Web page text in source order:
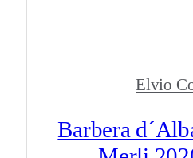
Elvio
Barbera